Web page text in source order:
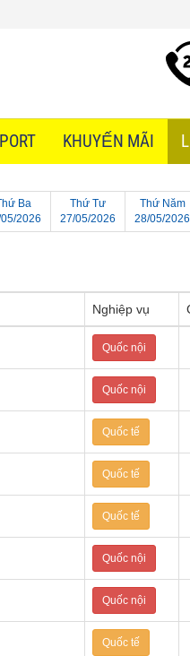
KHUYẾN MÃI
Ba
/2026
Thứ Tư
27/05/2026
Thứ Năm
28/05/2026
Nghiệp vụ
Quốc nội
Quốc nội
Quốc tế
Quốc tế
Quốc tế
Quốc nội
Quốc nội
Quốc tế